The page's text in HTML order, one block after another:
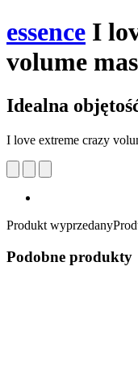
essence I
volume
Idealna
I love extreme crazy
Produkt wyprzedany
Podobne produkty